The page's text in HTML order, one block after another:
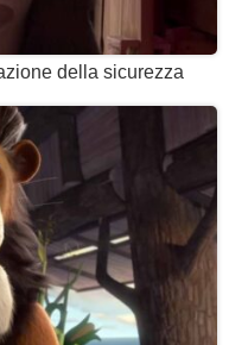
della sicurezza